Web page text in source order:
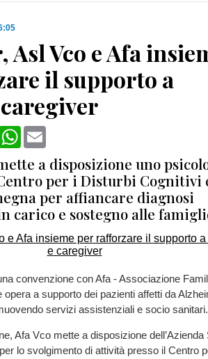
Asl Vco e Afa
il supporto a
WhatsApp
a disposizione uno
per i Disturbi Cognitivi
per affiancare diagnosi
carico e sostegno alle
convenzione con Afa - Associazione
a supporto dei pazienti affetti da
servizi assistenziali e socio sanitari.
Afa Vco mette a disposizione dell’Azienda
lo svolgimento di attività presso il Centro